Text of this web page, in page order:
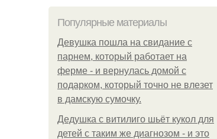
Популярные материалы
Девушка пошла на свидание с
парнем, который работает на
ферме - и вернулась домой с
подарком, который точно не влезет
в дамскую сумочку.
Дедушка с витилиго шьёт кукол для
детей с таким же диагнозом - и это